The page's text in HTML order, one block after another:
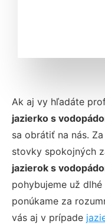
Ak aj vy hľadáte
jazierko s
sa obrátiť na nás.
stovky spokojných
jazierok s
pohybujeme už
ponúkame za
vás aj v prípade